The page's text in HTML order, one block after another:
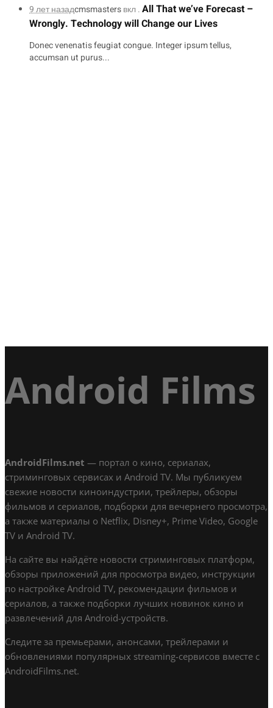
9 лет назадcmsmastersвкл .All That we’ve Forecast –
Wrongly. Technology will Change our Lives
Donec venenatis feugiat congue. Integer ipsum tellus,
accumsan ut purus...
Android Films
AndroidFilms.net — портал о кино, сериалах,
стриминговых сервисах и Android TV. Мы публикуем
свежие новости киноиндустрии, трейлеры, обзоры
фильмов и сериалов, подборки для вечернего просмотра,
а также материалы о Netflix, Disney+, Prime Video, Google
TV и Android TV.
На сайте вы найдёте новости стриминговых платформ,
обзоры приложений для просмотра видео, инструкции
по настройке Android TV, рекомендации фильмов и
сериалов, а также подборки лучших новинок кино и
развлечений для Android-устройств.
Следите за премьерами, анонсами, трейлерами и
обновлениями популярных streaming-сервисов вместе с
AndroidFilms.net.